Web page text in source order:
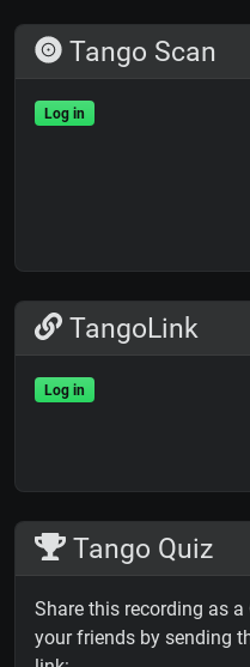
Tango Scan
Log in
TangoLink
Log in
Tango Quiz
Share this recording as a
your friends by sending